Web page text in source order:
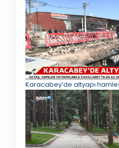
Karacabey’de altyapı